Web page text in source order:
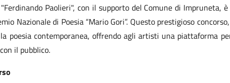
"Ferdinando Paolieri", con il supporto del Comune di Impruneta,
Nazionale di Poesia “Mario Gori”. Questo prestigioso
poesia contemporanea, offrendo agli artisti una piattaforma
il pubblico.